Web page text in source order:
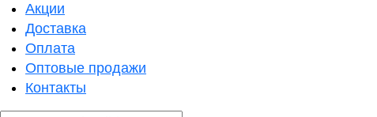
Акции
Доставка
Оплата
Оптовые продажи
Контакты